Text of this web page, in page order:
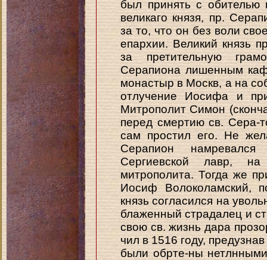
был принять с
великаго князя, пр.
за то, что он без воли
епархии. Великий князь
за претительную
Серапиона лишенным
монастыр в Москв, а на
отлучение Иосифа и
Митрополит Симон
перед смертию св. Сера-
сам простил его. Не
Серапион
Сергиевской лавр,
митрополита. Тогда же
Иосиф Волоколамский,
князь согласился на
блаженный страдалец и
свою св. жизнь дара
чил в 1516 году,
были обрте-ны